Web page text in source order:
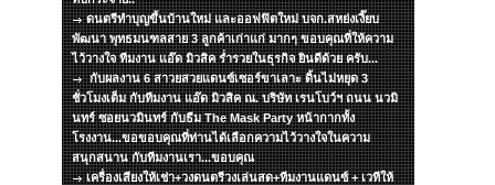
ดนตรีทำบุญขึ้นบ้านใหม่ และออฟฟิตใหม่ บจก.สหย่งเงี๊ยบ
พัฒนา พุทธมนฑลสาย 3 ลูกค้าเก่าแก่ มากๆ ขอบคุณที่ให้ความ
ไว้วางใจ ทีมงาน แอ๊ด มิวสิค ร่ำรวยในธุรกิจ ยินดีด้วย ครับ...
กับผลงาน 6 สาวยสวยแดนซ์เซอร์ขาเลาะ ดิ้นไม่หยุด 3
ชั่วโมงเต็ม กับทีมงาน แอ๊ด มิวสิค ณ. บริษัท เรนโบว์ฯ ถนน นวมิ
นทร์ ซอยนวมินทร์ กับธีม The Mask Party หน้ากากทั้ง
โรงงาน...ขอขอบคุณที่ท่านได้เลือกความไว้วางใจในความ
สนุกสนาน กับทีมงานเรา...ขอบคุณ
เครื่องเสียงให้เช่า+วงดนตรีวงเล่นสด+ทีมงานแดนซ์ + เวทีให้